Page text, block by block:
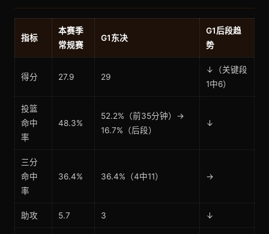
指标
本赛季
常规赛
G1东决
G1后段趋
势
得分 27.9 29
↓（关键段
1中6）
投篮
命中
率
48.3%
52.2%（前35分钟）→
16.7%（后段）
↓
三分
命中
率
36.4% 36.4%（4中11） →
助攻 5.7 3 ↓